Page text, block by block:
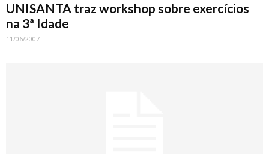
UNISANTA traz workshop sobre exercícios
na 3ª Idade
11/06/2007